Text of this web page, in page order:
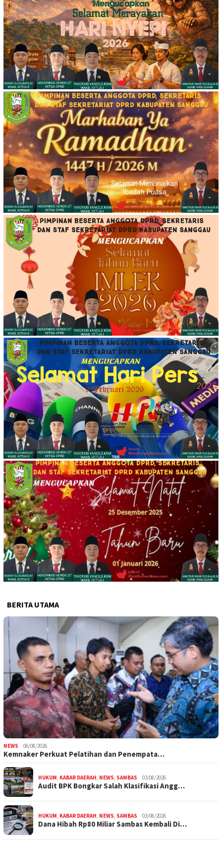
BERITA UTAMA
NEWS 06/08/2026
Kemnaker Perkuat Pelatihan dan Penempata…
HUKUM KABAR DAERAH NEWS SAMBAS 03/08/2026
Audit BPK Bongkar Salah Klasifikasi Angg…
HUKUM KABAR DAERAH NEWS SAMBAS 03/08/2026
Dana Hibah Rp80 Miliar Sambas Kembali Di…